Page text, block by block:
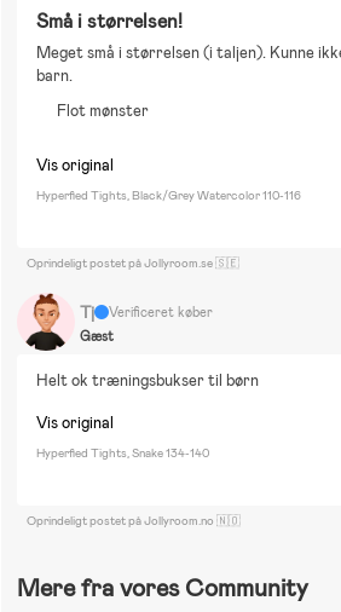
Små i størrelsen!
Meget små i størrelsen (i taljen). Kunne
barn.
Flot mønster
Vis original
Hyperfied Tights, Black/Grey Watercolor 110-116
Oprindeligt postet på Jollyroom.se 🇸🇪
Tj
Verificeret køber
Gæst
Helt ok træningsbukser til børn
Vis original
Hyperfied Tights, Snake 134-140
Oprindeligt postet på Jollyroom.no 🇳🇴
Mere fra vores Community